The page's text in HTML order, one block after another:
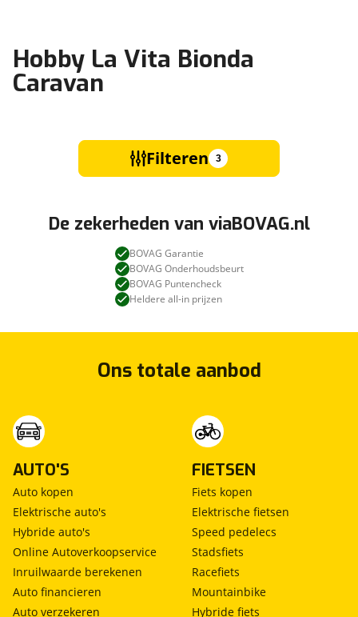
Hobby La Vita Bionda
Caravan
Filteren 3
De zekerheden van viaBOVAG.nl
BOVAG Garantie
BOVAG Onderhoudsbeurt
BOVAG Puntencheck
Heldere all-in prijzen
Ons totale aanbod
AUTO'S
Auto kopen
Elektrische auto's
Hybride auto's
Online Autoverkoopservice
Inruilwaarde berekenen
Auto financieren
Auto verzekeren
FIETSEN
Fiets kopen
Elektrische fietsen
Speed pedelecs
Stadsfiets
Racefiets
Mountainbike
Hybride fiets